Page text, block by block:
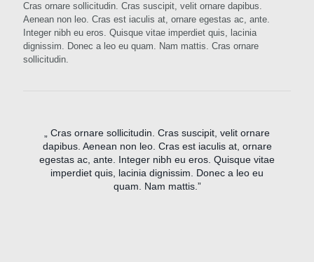
Cras ornare sollicitudin. Cras suscipit, velit ornare dapibus.
Aenean non leo. Cras est iaculis at, ornare egestas ac, ante.
Integer nibh eu eros. Quisque vitae imperdiet quis, lacinia
dignissim. Donec a leo eu quam. Nam mattis. Cras ornare
sollicitudin.
„ Cras ornare sollicitudin. Cras suscipit, velit ornare
dapibus. Aenean non leo. Cras est iaculis at, ornare
egestas ac, ante. Integer nibh eu eros. Quisque vitae
imperdiet quis, lacinia dignissim. Donec a leo eu
quam. Nam mattis.”